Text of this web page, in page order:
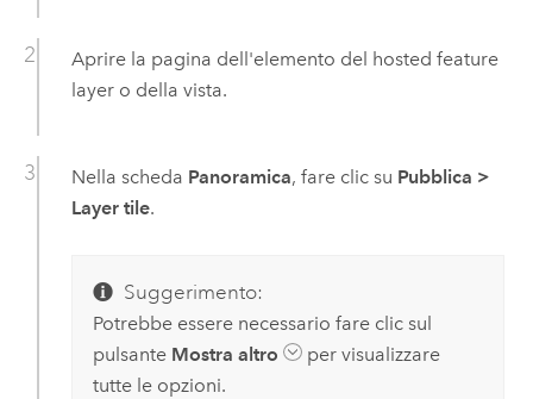
Aprire la pagina dell'elemento del hosted feature
layer o della vista.
Nella scheda Panoramica, fare clic su Pubblica >
Layer tile.
Suggerimento:
Potrebbe essere necessario fare clic sul
pulsante Mostra altro
per visualizzare
tutte le opzioni.